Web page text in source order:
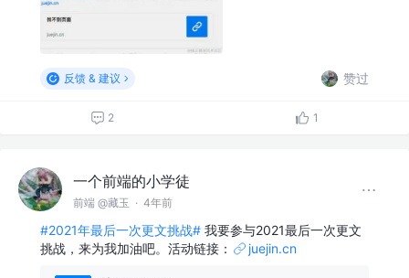
反馈 & 建议 赞过
2 1
一个前端的小学徒
前端 @藏玉 · 4年前
#2021年最后一次更文挑战# 我要参与2021最后一次更文
挑战，来为我加油吧。活动链接：
juejin.cn